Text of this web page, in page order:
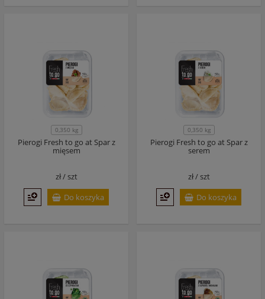
0,350 kg
Pierogi Fresh to go at Spar z
mięsem
zł /szt
Do koszyka
0,350 kg
Pierogi Fresh to go at Spar z
serem
zł /szt
Do koszyka